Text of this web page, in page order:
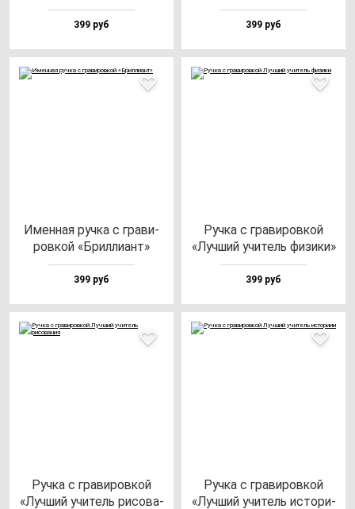
399 руб 399 руб
Имен­ная руч­ка с гра­ви­
ров­кой «Брил­ли­ант»
399 руб
Руч­ка с гра­ви­ров­кой
«Луч­ший учи­тель фи­зи­ки»
399 руб
Руч­ка с гра­ви­ров­кой
«Луч­ший учи­тель ри­со­ва­
Руч­ка с гра­ви­ров­кой
«Луч­ший учи­тель ис­то­ри­